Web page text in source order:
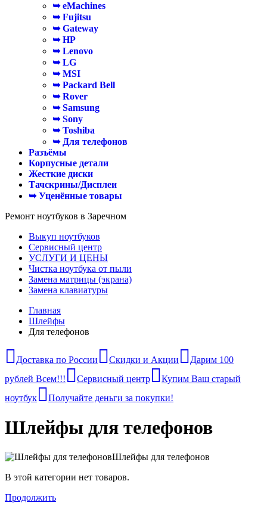
➥ eMachines
➥ Fujitsu
➥ Gateway
➥ HP
➥ Lenovo
➥ LG
➥ MSI
➥ Packard Bell
➥ Rover
➥ Samsung
➥ Sony
➥ Toshiba
➥ Для телефонов
Разъёмы
Корпусные детали
Жесткие диски
Тачскрины/Дисплеи
➥ Уценённые товары
Ремонт ноутбуков в Заречном
Выкуп ноутбуков
Сервисный центр
УСЛУГИ И ЦЕНЫ
Чистка ноутбука от пыли
Замена матрицы (экрана)
Замена клавиатуры
Главная
Шлейфы
Для телефонов
Доставка по России Скидки и Акции
Дарим 100
рублей Всем!!!
Сервисный центр
Купим Ваш старый
ноутбук
Получайте деньги за покупки!
Шлейфы для телефонов
Шлейфы для телефонов
В этой категории нет товаров.
Продолжить